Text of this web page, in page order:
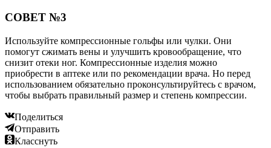
СОВЕТ №3
Используйте компрессионные гольфы или чулки. Они
помогут сжимать вены и улучшить кровообращение, что
снизит отеки ног. Компрессионные изделия можно
приобрести в аптеке или по рекомендации врача. Но перед
использованием обязательно проконсультируйтесь с врачом,
чтобы выбрать правильный размер и степень компрессии.
Поделиться
Отправить
Класснуть